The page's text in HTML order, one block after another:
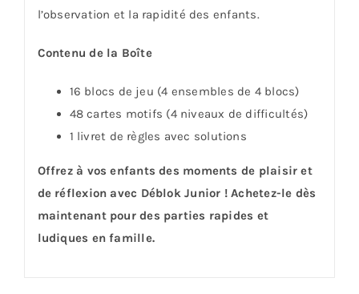
l’observation et la rapidité des enfants.
Contenu de la Boîte
16 blocs de jeu (4 ensembles de 4 blocs)
48 cartes motifs (4 niveaux de difficultés)
1 livret de règles avec solutions
Offrez à vos enfants des moments de plaisir et
de réflexion avec Déblok Junior ! Achetez-le dès
maintenant pour des parties rapides et
ludiques en famille.